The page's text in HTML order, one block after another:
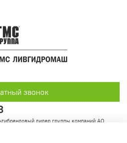
дилер группы компаний АО
звонок